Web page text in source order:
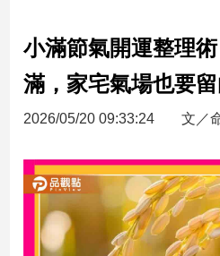
台
財
新
產
經/
市
小滿節氣開運整理
滿，家宅氣場也要留
2026/05/20 09:33:24 文／